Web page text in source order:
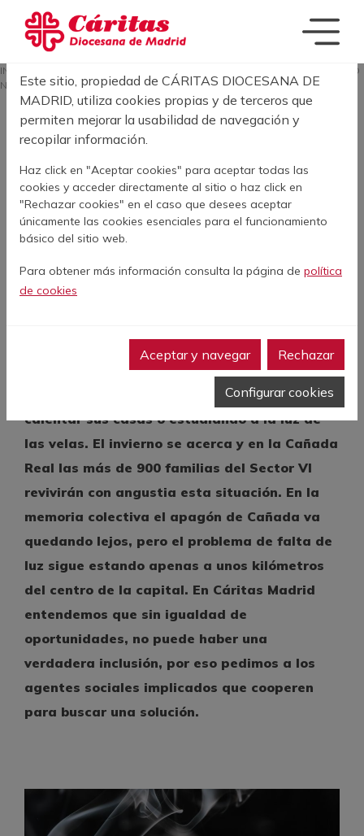
Pasar al contenido principal
SOBRESCRIBIR
INICIO
CUMPLIMOS DOS AÑOS SIN LUZ EN CAÑADA, PERO
NADA QUE CELEBRAR
Cumplimos dos años
sin luz en Cañada,
pero nada que
celebrar
Dos años sin darse una ducha caliente, sin
calentar sus casas o estudiando a la luz de
las velas. El invierno se acerca y en la Cañada
Real las más de 900 familias del Sector VI
revivirán con angustia esta situación. En la
memoria colectiva el apagón de Cañada va
quedando lejos, pero el problema de falta de
luz sigue estando apenas a unos kilómetros
del centro de la capital. En Cáritas Madrid
entendemos que sin igualdad de
oportunidades, no puede haber una
verdadera inclusión, por eso pedimos a los
agentes sociales implicados que cooperen
para buscar una solución.
Acerca de las cookies en este sitio
Este sitio, propiedad de CÁRITAS DIOCESANA DE
MADRID, utiliza cookies propias y de terceros que
permiten mejorar la usabilidad de navegación y
recopilar información.
Haz click en "Aceptar cookies" para aceptar todas las
cookies y acceder directamente al sitio o haz click en
"Rechazar cookies" en el caso que desees aceptar
únicamente las cookies esenciales para el funcionamiento
básico del sitio web.
Para obtener más información consulta la página de política
de cookies
Aceptar y navegar Rechazar
Configurar cookies